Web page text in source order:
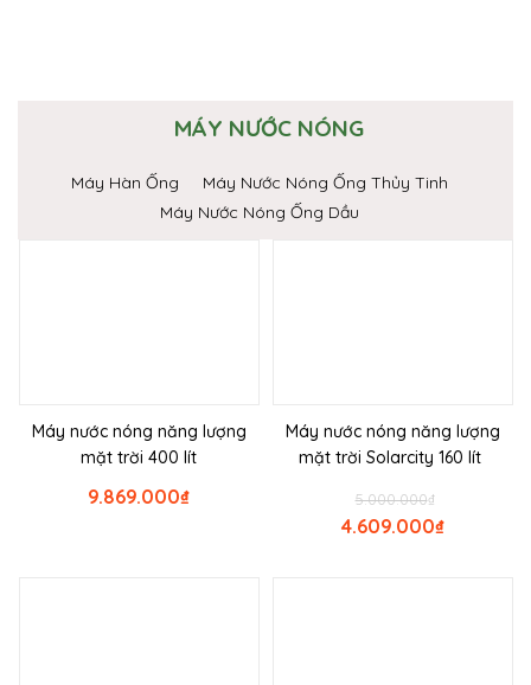
MÁY NƯỚC NÓNG
Máy Hàn Ống
Máy Nước Nóng Ống Thủy Tinh
Máy Nước Nóng Ống Dầu
Máy nước nóng năng lượng
mặt trời 400 lít
₫
9.869.000
Máy nước nóng năng lượng
mặt trời Solarcity 160 lít
₫
5.000.000
₫
4.609.000